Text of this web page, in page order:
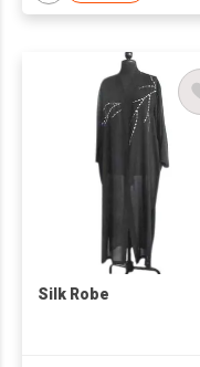
Silk Robe